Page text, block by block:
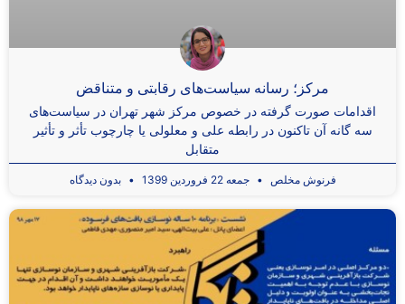
مرکز؛ رسانه سیاست‌های رقابتی و متناقض
اقدامات صورت گرفته در خصوص مرکز شهر تهران در سیاست‌های
سه گانه آن تاکنون در رابطه علی و معلولی یا چارچوب تأثر و تأثیر
متقابل
فرنوش مخلص جمعه 22 فروردین 1399 بدون دیدگاه